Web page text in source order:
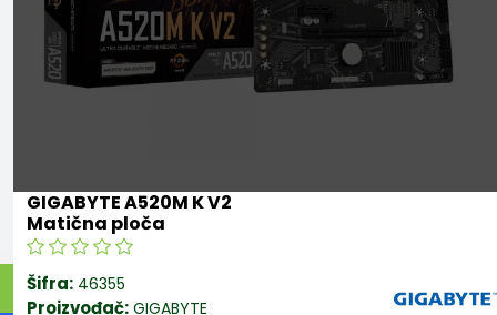
GIGABYTE A520M K V2
Matična ploča
Šifra: 46355
Proizvođač: GIGABYTE